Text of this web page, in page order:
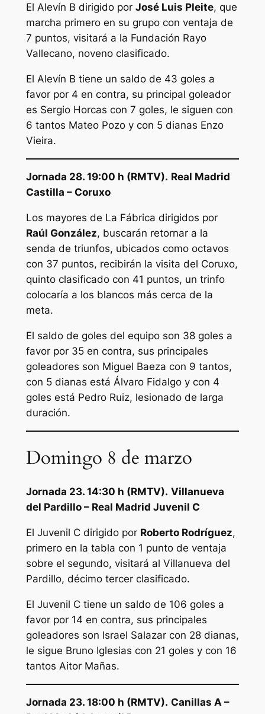
El Alevín B dirigido por José Luis Pleite, que
marcha primero en su grupo con ventaja de
7 puntos, visitará a la Fundación Rayo
Vallecano, noveno clasificado.
El Alevín B tiene un saldo de 43 goles a
favor por 4 en contra, su principal goleador
es Sergio Horcas con 7 goles, le siguen con
6 tantos Mateo Pozo y con 5 dianas Enzo
Vieira.
Jornada 28. 19:00 h (RMTV). Real Madrid
Castilla – Coruxo
Los mayores de La Fábrica dirigidos por
Raúl González, buscarán retornar a la
senda de triunfos, ubicados como octavos
con 37 puntos, recibirán la visita del Coruxo,
quinto clasificado con 41 puntos, un trinfo
colocaría a los blancos más cerca de la
meta.
El saldo de goles del equipo son 38 goles a
favor por 35 en contra, sus principales
goleadores son Miguel Baeza con 9 tantos,
con 5 dianas está Álvaro Fidalgo y con 4
goles está Pedro Ruiz, lesionado de larga
duración.
Domingo 8 de marzo
Jornada 23. 14:30 h (RMTV). Villanueva
del Pardillo – Real Madrid Juvenil C
El Juvenil C dirigido por Roberto Rodríguez,
primero en la tabla con 1 punto de ventaja
sobre el segundo, visitará al Villanueva del
Pardillo, décimo tercer clasificado.
El Juvenil C tiene un saldo de 106 goles a
favor por 14 en contra, sus principales
goleadores son Israel Salazar con 28 dianas,
le sigue Bruno Iglesias con 21 goles y con 16
tantos Aitor Mañas.
Jornada 23. 18:00 h (RMTV). Canillas A –